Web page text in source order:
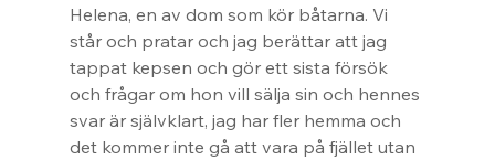
Helena, en av dom som kör båtarna. Vi
står och pratar och jag berättar att jag
tappat kepsen och gör ett sista försök
och frågar om hon vill sälja sin och hennes
svar är självklart, jag har fler hemma och
det kommer inte gå att vara på fjället utan